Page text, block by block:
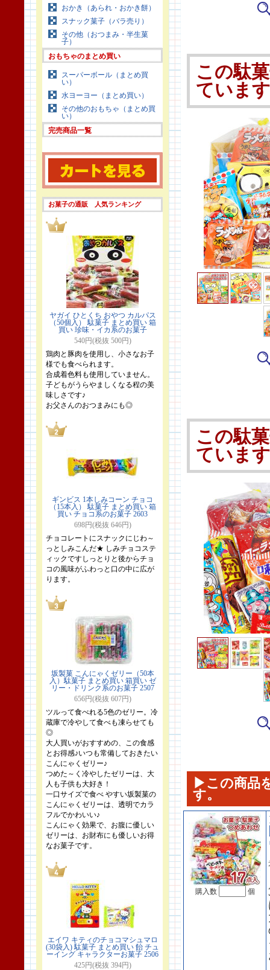
おかき（あられ・おかき餅）
スナック菓子（バラ売り）
その他（おつまみ・半生菓
子）
おもちゃのまとめ買い
スーパーボール（まとめ買
い）
水ヨーヨー（まとめ買い）
その他のおもちゃ（まとめ買
い）
完売商品一覧
お菓子の通販 人気ランキング
ヤガイ ひとくち おやつ カルパス
（50個入） 駄菓子 まとめ買い 箱
買い 珍味・イカ系のお菓子
540円(税抜 500円)
鶏肉と豚肉を使用し、小さなお子
様でも食べられます。
合成着色料も使用していません。
子どもがうらやましくなる程の美
味しさです♪
お父さんのおつまみにも◎
ギンビス 1本しみコーン チョコ
（15本入） 駄菓子 まとめ買い 箱
買い チョコ系のお菓子 2603
698円(税抜 646円)
チョコレートにスナックにじわ～
っとしみこんだ★ しみチョコステ
ィックですしっとりと後からチョ
コの風味がふわっと口の中に広が
ります。
坂製菓 こんにゃくゼリー（50本
入）駄菓子 まとめ買い 箱買い ゼ
リー・ドリンク系のお菓子 2507
656円(税抜 607円)
ツルって食べれる5色のゼリー。冷
蔵庫で冷やして食べも凍らせても
◎
大人買いがおすすめの、この食感
とお得感♪いつも常備しておきたい
こんにゃくゼリー♪
つめた～く冷やしたゼリーは、大
人も子供も大好き！
一口サイズで食べ やすい坂製菓の
こんにゃくゼリーは、透明でカラ
フルでかわいい♪
こんにゃく効果で、お腹に優しい
ゼリーは、お財布にも優しいお得
なお菓子です。
エイワ キティのチョコマシュマロ
(30袋入) 駄菓子 まとめ買い 飴 チュ
ーイング キャラクターお菓子 2506
425円(税抜 394円)
この駄
ていま
この駄
ていま
▶この商品
す。
購入数 個